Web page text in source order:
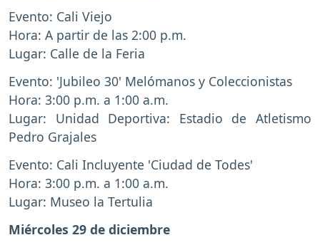
Evento: Cali Viejo
Hora: A partir de las 2:00 p.m.
Lugar: Calle de la Feria
Evento: 'Jubileo 30' Melómanos y Coleccionistas
Hora: 3:00 p.m. a 1:00 a.m.
Lugar: Unidad Deportiva: Estadio de Atletismo
Pedro Grajales
Evento: Cali Incluyente 'Ciudad de Todes'
Hora: 3:00 p.m. a 1:00 a.m.
Lugar: Museo la Tertulia
Miércoles 29 de diciembre